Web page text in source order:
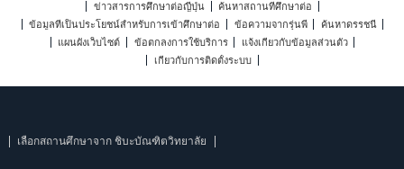
ข่าวสารการศึกษาต่อญี่ปุ่น
ค้นหาสถานที่ศึกษาต่อ
ข้อมูลที่เป็นประโยชน์สำหรับการเข้าศึกษาต่อ
ข้อความจากรุ่นพี่
ค้นหาดรรชนี
แผนผังเว็บไซต์
ข้อตกลงการใช้บริการ
แจ้งเกี่ยวกับข้อมูลส่วนตัว
เกี่ยวกับการติดตั้งระบบ
เลือกสถานศึกษาจาก ชิบะบัณฑิตวิทยาลัย